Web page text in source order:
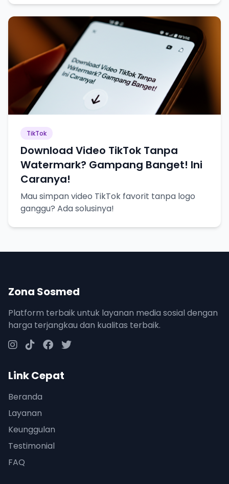
TikTok
Download Video TikTok Tanpa
Watermark? Gampang Banget! Ini
Caranya!
Mau simpan video TikTok favorit tanpa logo
ganggu? Ada solusinya!
Zona Sosmed
Platform terbaik untuk layanan media sosial dengan
harga terjangkau dan kualitas terbaik.
Link Cepat
Beranda
Layanan
Keunggulan
Testimonial
FAQ